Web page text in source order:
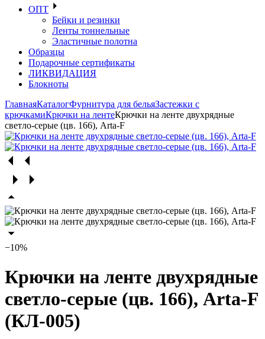
ОПТ
Бейки и резинки
Ленты тоннельные
Эластичные полотна
Образцы
Подарочные сертификаты
ЛИКВИДАЦИЯ
Блокноты
ГлавнаяКаталогФурнитура для бельяЗастежки с
крючкамиКрючки на лентеКрючки на ленте двухрядные
светло-серые (цв. 166), Arta-F
−10%
Крючки на ленте двухрядные
светло-серые (цв. 166), Arta-F
(КЛ-005)